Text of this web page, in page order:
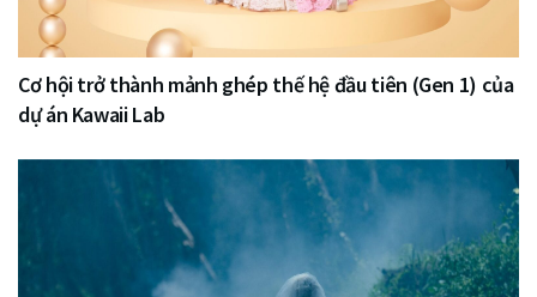
Cơ hội trở thành mảnh ghép thế hệ đầu tiên (Gen 1) của
dự án Kawaii Lab